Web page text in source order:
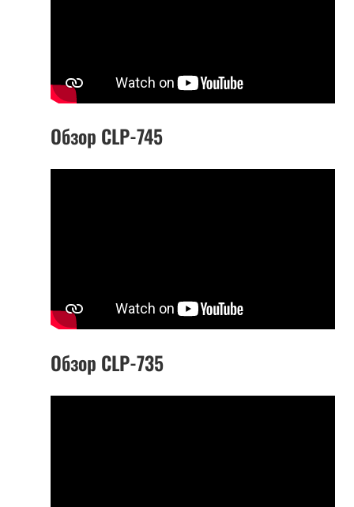
Обзор CLP-745
Обзор CLP-735